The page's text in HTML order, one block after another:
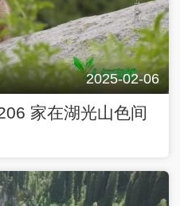
2025-02-06
家在湖光山色间